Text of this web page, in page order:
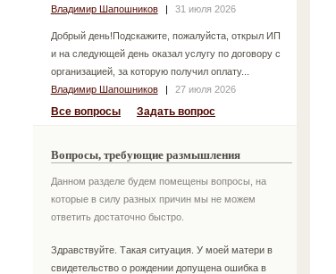
Владимир Шапошников
| 31 июля 2026
Добрый день!Подскажите, пожалуйста, открыл ИП
и на следующей день оказал услугу по договору с
организацией, за которую получил оплату...
Владимир Шапошников
| 27 июля 2026
Все вопросы Задать вопрос
Вопросы, требующие размышления
Данном разделе будем помещены вопросы, на
которые в силу разных причин мы не можем
ответить достаточно быстро.
Здравствуйте. Такая ситуация. У моей матери в
свидетельство о рождении допущена ошибка в